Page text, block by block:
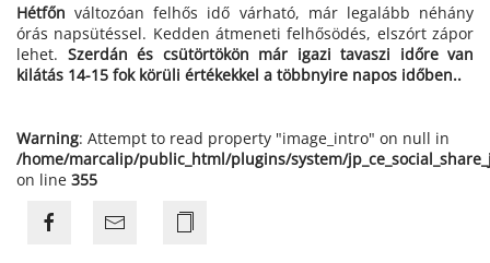
Hétfőnváltozóan felhős idő várható, már legalább néhány
órás napsütéssel. Kedden átmeneti felhősödés, elszórt zápor
lehet. Szerdán és csütörtökön már igazi tavaszi időre van
kilátás 14-15 fok körüli értékekkel a többnyire napos időben..
Warning: Attempt to read property "image_intro" on null in
/home/marcalip/public_html/plugins/system/
on line 355